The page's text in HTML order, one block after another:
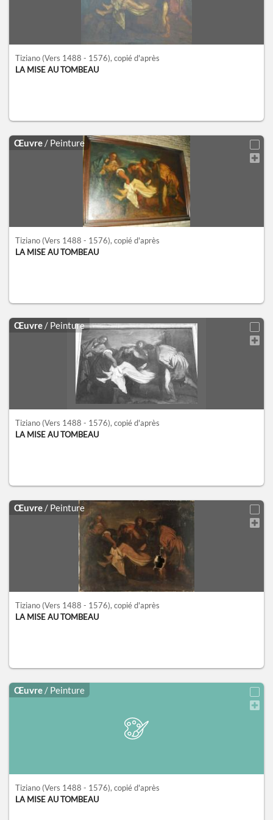
Tiziano (Vers 1488 - 1576), copié d'après
LA MISE AU TOMBEAU
Œuvre / Peinture
Tiziano (Vers 1488 - 1576), copié d'après
LA MISE AU TOMBEAU
Œuvre / Peinture
Tiziano (Vers 1488 - 1576), copié d'après
LA MISE AU TOMBEAU
Œuvre / Peinture
Tiziano (Vers 1488 - 1576), copié d'après
LA MISE AU TOMBEAU
Œuvre / Peinture
Tiziano (Vers 1488 - 1576), copié d'après
LA MISE AU TOMBEAU